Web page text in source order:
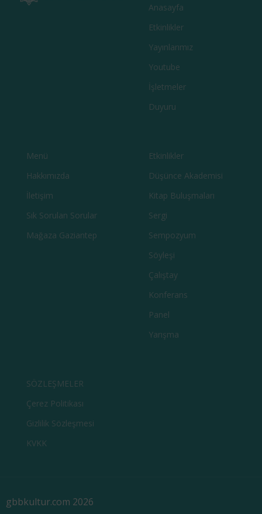
Anasayfa
Etkinlikler
Yayınlarımız
Youtube
İşletmeler
Duyuru
Menü
Hakkımızda
İletişim
Sık Sorulan Sorular
Mağaza Gaziantep
Etkinlikler
Düşünce Akademisi
Kitap Buluşmaları
Sergi
Sempozyum
Söyleşi
Çalıştay
Konferans
Panel
Yarışma
SÖZLEŞMELER
Çerez Politikası
Gizlilik Sözleşmesi
KVKK
gbbkultur.com 2026